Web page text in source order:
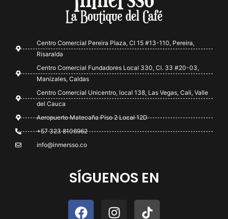
Centro Comercial Pereira Plaza, Cl 15 #13-110, Pereira,
Risaralda
Centro Comercial Fundadores Local 330, Cl. 33 #20-03,
Manizales, Caldas
Centro Comercial Unicentro, local 138, Las Vegas, Cali, Valle
del Cauca
Aeropuerto Matecaña Piso 2 Local 12D
+57 323 8106962
info@inmersso.co
SÍGUENOS EN